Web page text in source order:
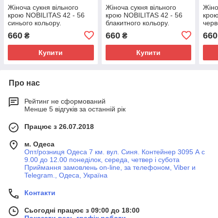
Жіноча сукня вільного
крою NOBILITAS 42 - 56
синього кольору.
660 ₴
Купити
Жіноча сукня вільного
крою NOBILITAS 42 - 56
блакитного кольору.
660₴
Купити
660
Про нас
Рейтинг не сформований
Менше 5 відгуків за останній рік
Працює з 26.07.2018
м. Одеса
Опт/розниця Одеса 7 км. вул. Синя. Контейнер 3095 А с
9.00 до 12.00 понеділок, середа, четвер і субота
Приймання замовлень on-line, за телефоном, Viber и
Telegram., Одеса, Україна
Контакти
Сьогодні працює з 09:00 до 18:00